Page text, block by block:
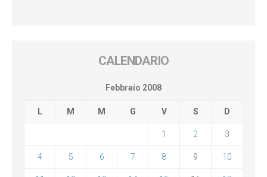
CALENDARIO
Febbraio 2008
L M M G V S D
1 2 3
4 5 6 7 8 9 10